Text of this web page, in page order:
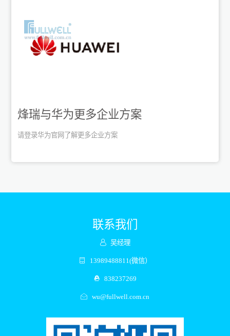
烽瑞与华为更多企业方案
请登录华为官网了解更多企业方案
联系我们
吴经理
13989488811(微信）
838237269
wu@fullwell.com.cn